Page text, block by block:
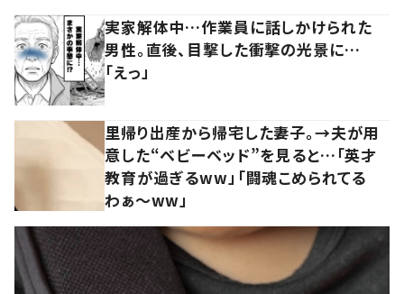
実家解体中…作業員に話しかけられた
男性。直後、目撃した衝撃の光景に…
「えっ」
里帰り出産から帰宅した妻子。→夫が用
意した“ベビーベッド”を見ると…「英才
教育が過ぎるww」「闘魂こめられてる
わぁ～ww」